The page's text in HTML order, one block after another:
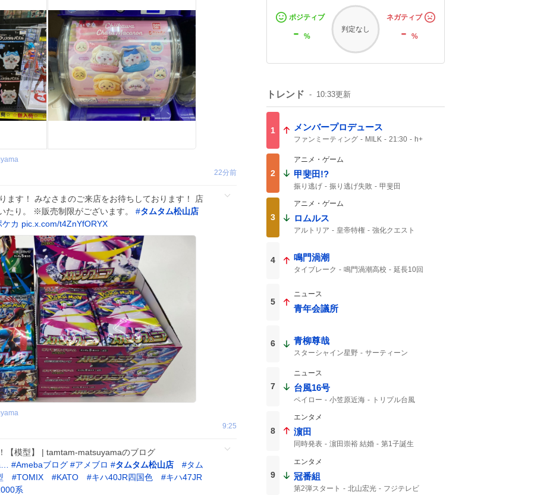
22分前
ます！ みなさまのご来店をお待ちしております！ 店
たり。 ※販売制限がございます。 #タムタム松山店
ケカ pic.x.com/t4ZnYfORYX
9:25
【模型】 | tamtam-matsuyamaのブログ
#Amebaブログ #アメブロ #タムタム松山店 #タム
#TOMIX #KATO #キハ40JR四国色 #キハ47JR
系
ポジティブ
- %
判定なし
ネガティブ
-%
トレンド 10:33更新
1 メンバープロデュース
ファンミーティング MILK 21:30 h+
2
アニメ・ゲーム
甲斐田!?
振り逃げ 振り逃げ失敗 甲斐田
3
アニメ・ゲーム
ロムルス
アルトリア 皇帝特権
強化クエスト
4 鳴門渦潮
タイブレーク 鳴門渦潮高校
延長10回
2アウト
ビデオ判定
5
ニュース
青年会議所
6 青柳尊哉
スターシャイン星野
サーティーン
仮面ライダーゼッツ
7
ニュース
台風16号
ペイロー 小笠原近海
トリプル台風
台風14号
8
エンタメ
濵田
同時発表 濵田崇裕 結婚
第1子誕生
WEST. 重岡
第1子
9
エンタメ
冠番組
第2弾スタート 北山宏光 フジテレビ